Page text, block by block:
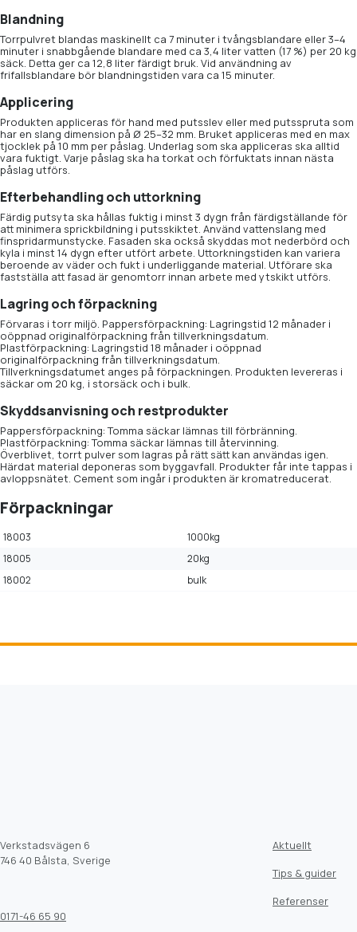
Blandning
Torrpulvret blandas maskinellt ca 7 minuter i tvångsblandare eller 3–4
minuter i snabbgående blandare med ca 3,4 liter vatten (17 %) per 20 kg
säck. Detta ger ca 12,8 liter färdigt bruk. Vid användning av
frifallsblandare bör blandningstiden vara ca 15 minuter.
Applicering
Produkten appliceras för hand med putsslev eller med putsspruta som
har en slang dimension på Ø 25–32 mm. Bruket appliceras med en max
tjocklek på 10 mm per påslag. Underlag som ska appliceras ska alltid
vara fuktigt. Varje påslag ska ha torkat och förfuktats innan nästa
påslag utförs.
Efterbehandling och uttorkning
Färdig putsyta ska hållas fuktig i minst 3 dygn från färdigställande för
att minimera sprickbildning i putsskiktet. Använd vattenslang med
finspridarmunstycke. Fasaden ska också skyddas mot nederbörd och
kyla i minst 14 dygn efter utfört arbete. Uttorkningstiden kan variera
beroende av väder och fukt i underliggande material. Utförare ska
fastställa att fasad är genomtorr innan arbete med ytskikt utförs.
Lagring och förpackning
Förvaras i torr miljö. Pappersförpackning: Lagringstid 12 månader i
oöppnad originalförpackning från tillverkningsdatum.
Plastförpackning: Lagringstid 18 månader i oöppnad
originalförpackning från tillverkningsdatum.
Tillverkningsdatumet anges på förpackningen. Produkten levereras i
säckar om 20 kg, i storsäck och i bulk.
Skyddsanvisning och restprodukter
Pappersförpackning: Tomma säckar lämnas till förbränning.
Plastförpackning: Tomma säckar lämnas till återvinning.
Överblivet, torrt pulver som lagras på rätt sätt kan användas igen.
Härdat material deponeras som byggavfall. Produkter får inte tappas i
avloppsnätet. Cement som ingår i produkten är kromatreducerat.
Förpackningar
18003
1000kg
18005
20kg
18002
bulk
Verkstadsvägen 6
746 40 Bålsta, Sverige
0171-46 65 90
Aktuellt
Tips & guider
Referenser